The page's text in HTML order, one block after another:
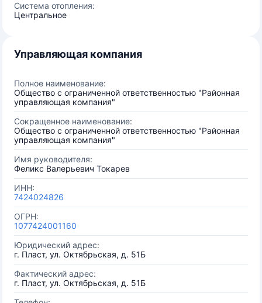
Система отопления:
Центральное
Управляющая компания
Полное наименование:
Общество с ограниченной ответственностью "Районная
управляющая компания"
Сокращенное наименование:
Общество с ограниченной ответственностью "Районная
управляющая компания"
Имя руководителя:
Феликс Валерьевич Токарев
ИНН:
7424024826
ОГРН:
1077424001160
Юридический адрес:
г. Пласт, ул. Октябрьская, д. 51Б
Фактический адрес:
г. Пласт, ул. Октябрьская, д. 51Б